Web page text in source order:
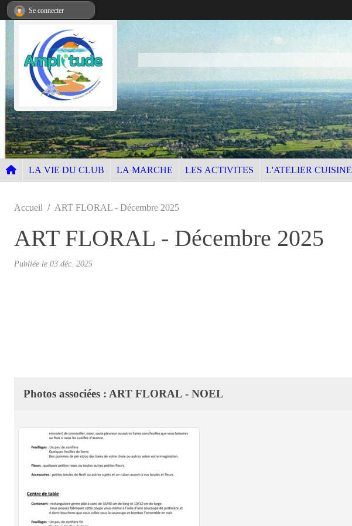
LA VIE DU CLUB LA MARCHE LES ACTIVITES L'ATELIER CUISINE
Accueil ART FLORAL - Décembre 2025
ART FLORAL - Décembre 2025
Publiée le 03 déc. 2025
Photos associées : ART FLORAL - NOEL
Se connecter
Panneau de gestion des cookies